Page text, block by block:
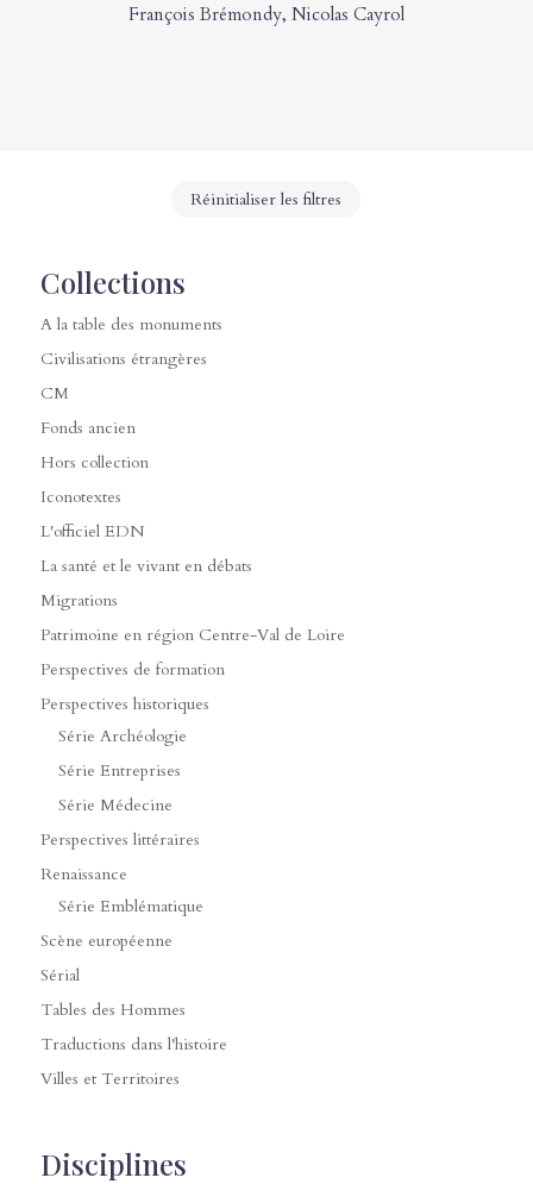
François Brémondy, Nicolas Cayrol
Réinitialiser les filtres
Collections
A la table des monuments
Civilisations étrangères
CM
Fonds ancien
Hors collection
Iconotextes
L'officiel EDN
La santé et le vivant en débats
Migrations
Patrimoine en région Centre-Val de Loire
Perspectives de formation
Perspectives historiques
Série Archéologie
Série Entreprises
Série Médecine
Perspectives littéraires
Renaissance
Série Emblématique
Scène européenne
Sérial
Tables des Hommes
Traductions dans l'histoire
Villes et Territoires
Disciplines